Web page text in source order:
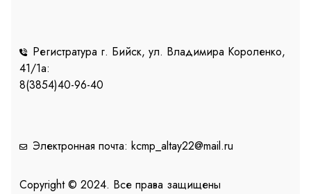
Регистратура г. Бийск, ул. Владимира Короленко,
41/1a:
8(3854)40-96-40
Электронная почта: kcmp_altay22@mail.ru
Copyright © 2024. Все права защищены